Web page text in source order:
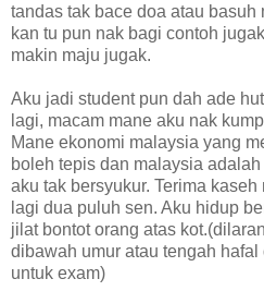
tandas tak bace doa atau
kan tu pun nak bagi contoh
makin maju jugak.
Aku jadi student pun dah ade
lagi, macam mane aku nak
Mane ekonomi malaysia yang
boleh tepis dan malaysia
aku tak bersyukur. Terima
lagi dua puluh sen. Aku hidup
jilat bontot orang atas
dibawah umur atau tengah
untuk exam)